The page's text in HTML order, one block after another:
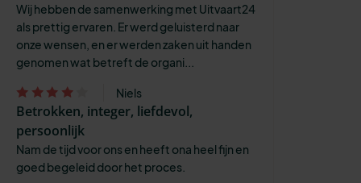
Wij hebben de samenwerking met Uitvaart24
als prettig ervaren. Er werd geluisterd naar
onze wensen, en er werden zaken uit handen
genomen wat betreft de organi...
Niels
Betrokken, integer, liefdevol,
persoonlijk
Nam de tijd voor ons en heeft ona heel fijn en
goed begeleid door het proces.